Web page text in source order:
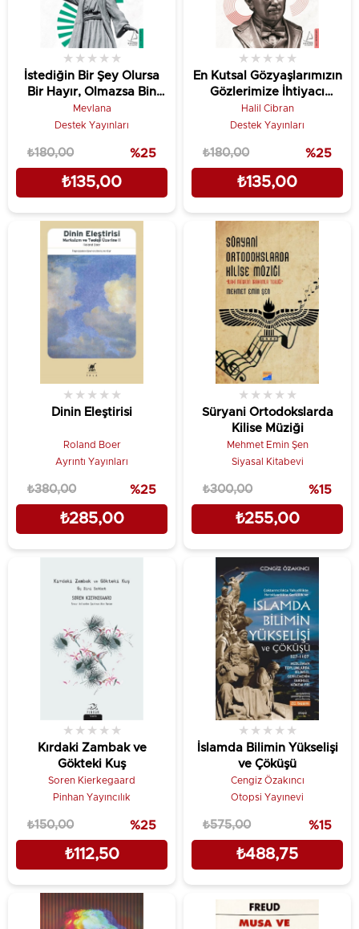
İstediğin Bir Şey Olursa
Bir Hayır, Olmazsa Bin
Hayır Ara
★ ★ ★ ★ ★
Mevlana
Destek Yayınları
₺135,00
₺180,00 %25
En Kutsal Gözyaşlarımızın
Gözlerimize İhtiyacı
Yoktur
★ ★ ★ ★ ★
Halil Cibran
Destek Yayınları
₺135,00
₺180,00 %25
Dinin Eleştirisi
★ ★ ★ ★ ★
Roland Boer
Ayrıntı Yayınları
₺285,00
₺380,00 %25
Süryani Ortodokslarda
Kilise Müziği
★ ★ ★ ★ ★
Mehmet Emin Şen
Siyasal Kitabevi
₺255,00
₺300,00 %15
Kırdaki Zambak ve
Gökteki Kuş
★ ★ ★ ★ ★
Soren Kierkegaard
Pinhan Yayıncılık
₺112,50
₺150,00 %25
İslamda Bilimin Yükselişi
ve Çöküşü
★ ★ ★ ★ ★
Cengiz Özakıncı
Otopsi Yayınevi
₺488,75
₺575,00 %15